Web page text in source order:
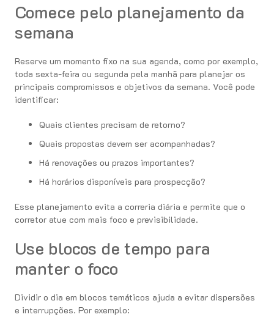
Comece pelo planejamento da
semana
Reserve um momento fixo na sua agenda, como por exemplo,
toda sexta-feira ou segunda pela manhã para planejar os
principais compromissos e objetivos da semana. Você pode
identificar:
Quais clientes precisam de retorno?
Quais propostas devem ser acompanhadas?
Há renovações ou prazos importantes?
Há horários disponíveis para prospecção?
Esse planejamento evita a correria diária e permite que o
corretor atue com mais foco e previsibilidade.
Use blocos de tempo para
manter o foco
Dividir o dia em blocos temáticos ajuda a evitar dispersões
e interrupções. Por exemplo: